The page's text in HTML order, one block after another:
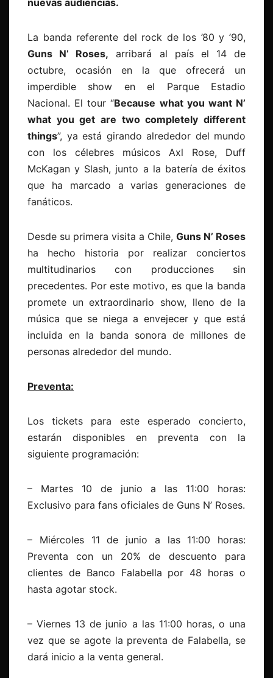
nuevas audiencias.
La banda referente del rock de los ’80 y ’90,
Guns N’ Roses, arribará al país el 14 de
octubre, ocasión en la que ofrecerá un
imperdible show en el Parque Estadio
Nacional. El tour “Because what you want N’
what you get are two completely different
things”, ya está girando alrededor del mundo
con los célebres músicos Axl Rose, Duff
McKagan y Slash, junto a la batería de éxitos
que ha marcado a varias generaciones de
fanáticos.
Desde su primera visita a Chile, Guns N’ Roses
ha hecho historia por realizar conciertos
multitudinarios con producciones sin
precedentes. Por este motivo, es que la banda
promete un extraordinario show, lleno de la
música que se niega a envejecer y que está
incluida en la banda sonora de millones de
personas alrededor del mundo.
Preventa:
Los tickets para este esperado concierto,
estarán disponibles en preventa con la
siguiente programación:
– Martes 10 de junio a las 11:00 horas:
Exclusivo para fans oficiales de Guns N’ Roses.
– Miércoles 11 de junio a las 11:00 horas:
Preventa con un 20% de descuento para
clientes de Banco Falabella por 48 horas o
hasta agotar stock.
– Viernes 13 de junio a las 11:00 horas, o una
vez que se agote la preventa de Falabella, se
dará inicio a la venta general.